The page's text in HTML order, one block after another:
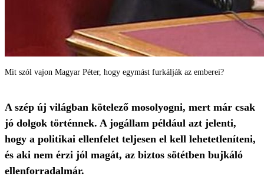
Mit szól vajon Magyar Péter, hogy egymást furkálják az emberei?
A szép új világban kötelező mosolyogni, mert már csak
jó dolgok történnek. A jogállam például azt jelenti,
hogy a politikai ellenfelet teljesen el kell lehetetleníteni,
és aki nem érzi jól magát, az biztos sötétben bujkáló
ellenforradalmár.